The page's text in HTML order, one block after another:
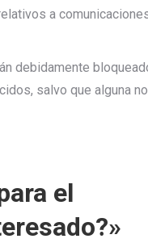
a
debidamente
salvo que alguna
el